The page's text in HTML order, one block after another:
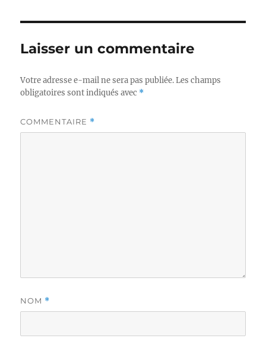
Laisser un commentaire
Votre adresse e-mail ne sera pas publiée. Les champs
obligatoires sont indiqués avec *
COMMENTAIRE *
NOM *